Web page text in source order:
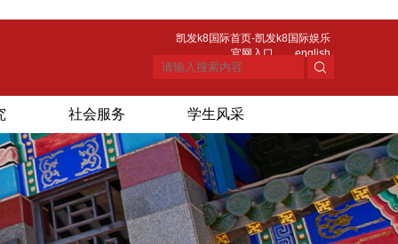
凯发k8国际首页-凯发k8国际娱乐
官网入口
english
社会服务 学生风采